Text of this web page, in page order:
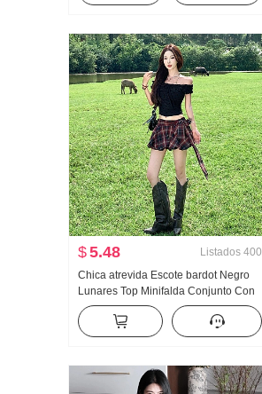
$5.48 Listados 400
Chica atrevida Escote bardot Negro
Lunares Top Minifalda Conjunto Con
cordones Cuadros Brote Falda Retro
Falda de cuadros